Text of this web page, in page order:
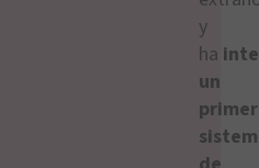
y
ha
un
primer